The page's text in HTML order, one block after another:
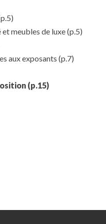
meubles de luxe(p.5)
aux exposants (p.7)
(p.15)